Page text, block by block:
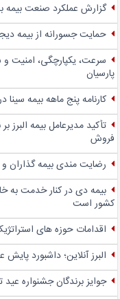
گزارش عملکرد صنعت بیمه
حمایت جسورانه از بیمه
سرعت، یکپارچگی، امنیت و
پارسیان
کارنامه پنج ماهه بیمه سینا
تأکید مدیرعامل بیمه البرز
فروش
رضایت مندی بیمه گذاران
بیمه دی در کنار خدمت به
کشور است
اقدامات حوزه های
البرز آنلاین؛ داشبورد پایش
جوایز برندگان جشنواره عید